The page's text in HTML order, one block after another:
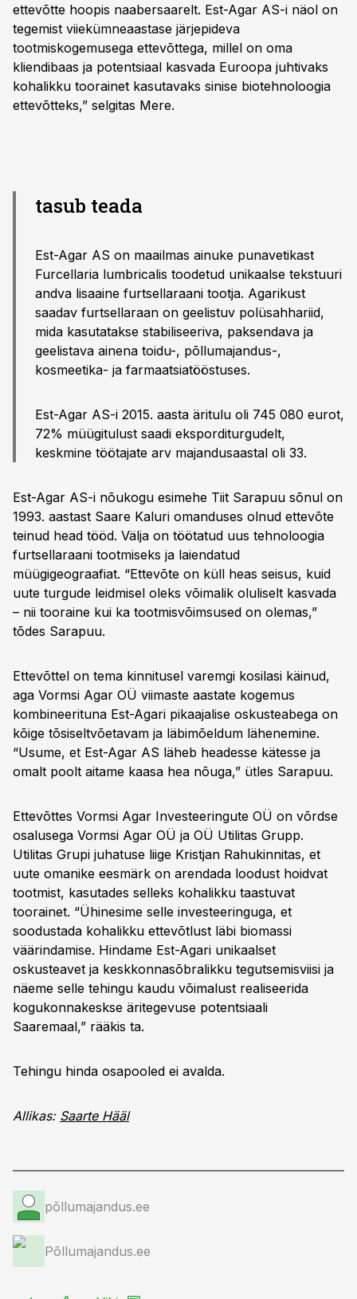
ettevõtte hoopis naabersaarelt. Est-Agar AS-i näol on
tegemist viiekümneaastase järjepideva
tootmiskogemusega ettevõttega, millel on oma
kliendibaas ja potentsiaal kasvada Euroopa juhtivaks
kohalikku toorainet kasutavaks sinise biotehnoloogia
ettevõtteks,” selgitas Mere.
tasub teada
Est-Agar AS on maailmas ainuke punavetikast
Furcellaria lumbricalis toodetud unikaalse tekstuuri
andva lisaaine furtsellaraani tootja. Agarikust
saadav furtsellaraan on geelistuv polüsahhariid,
mida kasutatakse stabiliseeriva, paksendava ja
geelistava ainena toidu-, põllumajandus-,
kosmeetika- ja farmaatsiatööstuses.
Est-Agar AS-i 2015. aasta äritulu oli 745 080 eurot,
72% müügitulust saadi eksporditurgudelt,
keskmine töötajate arv majandusaastal oli 33.
Est-Agar AS-i nõukogu esimehe Tiit Sarapuu sõnul on
1993. aastast Saare Kaluri omanduses olnud ettevõte
teinud head tööd. Välja on töötatud uus tehnoloogia
furtsellaraani tootmiseks ja laiendatud
müügigeograafiat. “Ettevõte on küll heas seisus, kuid
uute turgude leidmisel oleks võimalik oluliselt kasvada
– nii tooraine kui ka tootmisvõimsused on olemas,”
tõdes Sarapuu.
Ettevõttel on tema kinnitusel varemgi kosilasi käinud,
aga Vormsi Agar OÜ viimaste aastate kogemus
kombineerituna Est-Agari pikaajalise oskusteabega on
kõige tõsiseltvõetavam ja läbimõeldum lähenemine.
“Usume, et Est-Agar AS läheb headesse kätesse ja
omalt poolt aitame kaasa hea nõuga,” ütles Sarapuu.
Ettevõttes Vormsi Agar Investeeringute OÜ on võrdse
osalusega Vormsi Agar OÜ ja OÜ Utilitas Grupp.
Utilitas Grupi juhatuse liige Kristjan Rahukinnitas, et
uute omanike eesmärk on arendada loodust hoidvat
tootmist, kasutades selleks kohalikku taastuvat
toorainet. “Ühinesime selle investeeringuga, et
soodustada kohalikku ettevõtlust läbi biomassi
väärindamise. Hindame Est-Agari unikaalset
oskusteavet ja keskkonnasõbralikku tegutsemisviisi ja
näeme selle tehingu kaudu võimalust realiseerida
kogukonnakeskse äritegevuse potentsiaali
Saaremaal,” rääkis ta.
Tehingu hinda osapooled ei avalda.
Allikas: Saarte Hääl
põllumajandus.ee
Põllumajandus.ee